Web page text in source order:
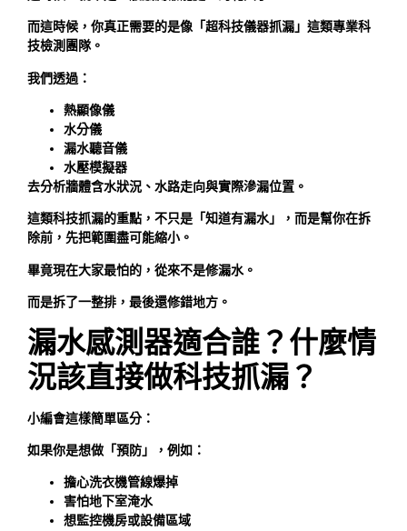
而這時候，你真正需要的是像「超科技儀器抓漏」這類專業科
技檢測團隊。
我們透過：
熱顯像儀
水分儀
漏水聽音儀
水壓模擬器
去分析牆體含水狀況、水路走向與實際滲漏位置。
這類科技抓漏的重點，不只是「知道有漏水」，而是幫你在拆
除前，先把範圍盡可能縮小。
畢竟現在大家最怕的，從來不是修漏水。
而是拆了一整排，最後還修錯地方。
漏水感測器適合誰？什麼情
況該直接做科技抓漏？
小編會這樣簡單區分：
如果你是想做「預防」，例如：
擔心洗衣機管線爆掉
害怕地下室淹水
想監控機房或設備區域